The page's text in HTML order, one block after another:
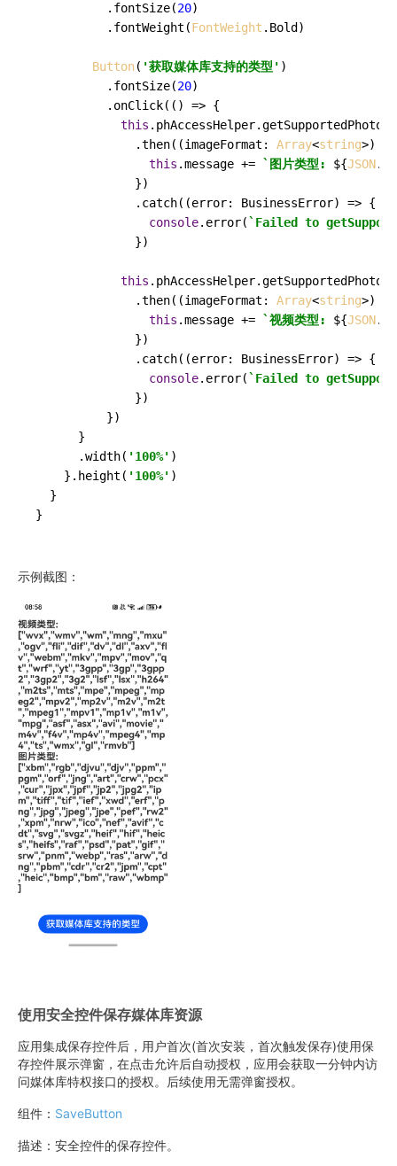
          .
fontSize(20)
          .
fontWeight (FontWeight . Bold )
Button( '获取媒体库支持的类型' )
          .
fontSize(20)
          .
onClick( () => {
this . phAccessHelper.
              .
then( (imageFormat: Array<string>) =>
this .message += `图片类型: ${JSON
              })
              .
catch( (error: BusinessError) => {
console. error( `Failed to
              })
this . phAccessHelper.
              .
then( (imageFormat: Array<string>) =>
this .message += `视频类型: ${JSON
              })
              .
catch( (error: BusinessError) => {
console. error( `Failed to
              })
          })
      }
      .
width( '100%' )
    }.
height ( '100%' )
  }
}
示例截图：
使用安全控件保存媒体库资源
应用集成保存控件后，用户首次(首次安装，首次触发保存)使用保
存控件展示弹窗，在点击允许后自动授权，应用会获取一分钟内访
问媒体库特权接口的授权。后续使用无需弹窗授权。
组件： SaveButton
描述：安全控件的保存控件。